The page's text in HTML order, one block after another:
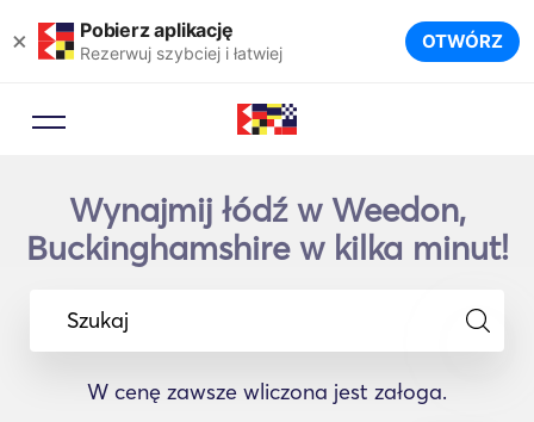
× Pobierz aplikację
Rezerwuj szybciej i łatwiej OTWÓRZ
Wynajmij łódź w Weedon,
Buckinghamshire w kilka minut!
Szukaj
W cenę zawsze wliczona jest załoga.